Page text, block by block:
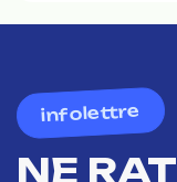
infolettre
NE